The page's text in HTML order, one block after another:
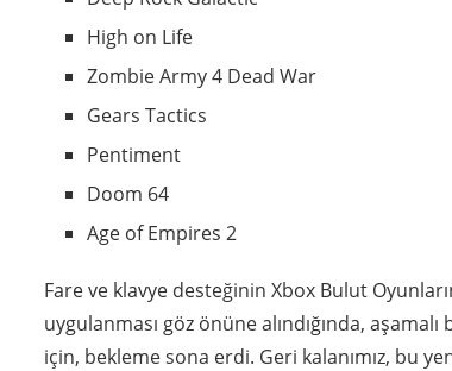
High on Life
Zombie Army 4 Dead War
Gears Tactics
Pentiment
Doom 64
Age of Empires 2
Fare ve klavye desteğinin Xbox Bulut
uygulanması göz önüne alındığında,
için, bekleme sona erdi. Geri kalanımız, bu